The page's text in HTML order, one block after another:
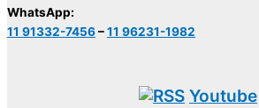
WhatsApp:
11 91332-7456–11 96231-1982
Youtube